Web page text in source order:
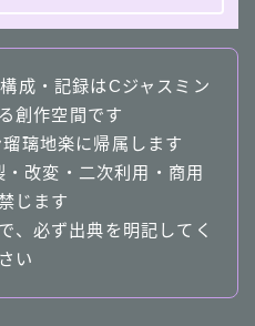
成・記録はCジャスミン
創作空間です
璃地楽に帰属します
改変・二次利用・商用
じます
、必ず出典を明記してく
い